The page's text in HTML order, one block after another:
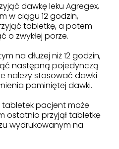
dawkę leku Agregex,
w ciągu 12 godzin,
tabletkę, a potem
o zwykłej porze.
na dłużej niż 12 godzin,
następną pojedynczą
należy stosować dawki
pominiętej dawki.
pacjent może
ostatnio przyjął tabletkę
wydrukowanym na